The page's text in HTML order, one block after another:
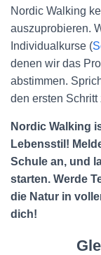
Nordic Walking
auszuprobieren.
Individualkurse (
denen wir das
abstimmen.
den ersten Schritt
Nordic Walking
Lebensstil!
Schule an, und
starten. Werde
die Natur in
dich!